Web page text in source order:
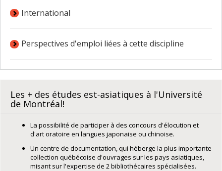
International
Perspectives d'emploi liées à cette discipline
Les + des études est-asiatiques à l'Université
de Montréal!
La possibilité de participer à des concours d'élocution et
d'art oratoire en langues japonaise ou chinoise.
Un centre de documentation, qui héberge la plus importante
collection québécoise d'ouvrages sur les pays asiatiques,
misant sur l'expertise de 2 bibliothécaires spécialisées.